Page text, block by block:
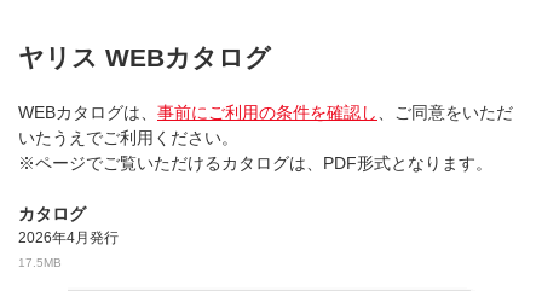
ヤリス WEBカタログ
WEBカタログは、 事前にご利用の条件を確認し
、ご同意をいただ
いたうえでご利用ください。
※ページでご覧いただけるカタログは、PDF形式となります。
カタログ
2026年4月発行
17.5MB